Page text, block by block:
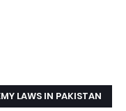
LAWS IN PAKISTAN